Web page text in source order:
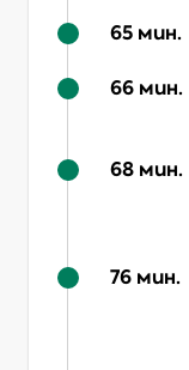
65 мин.
66 мин.
68 мин.
76 мин.